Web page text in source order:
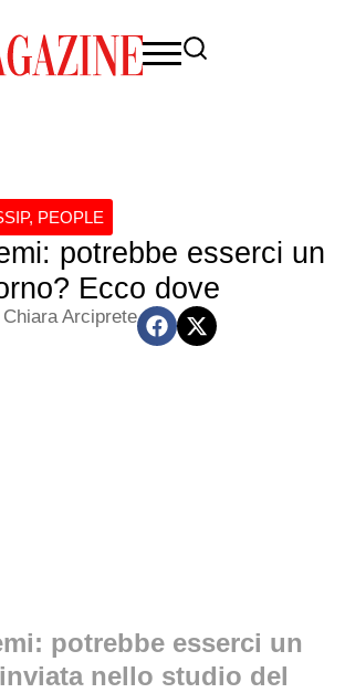
, PEOPLE
potrebbe esserci un
Ecco dove
Chiara Arciprete
potrebbe esserci un
nello studio del